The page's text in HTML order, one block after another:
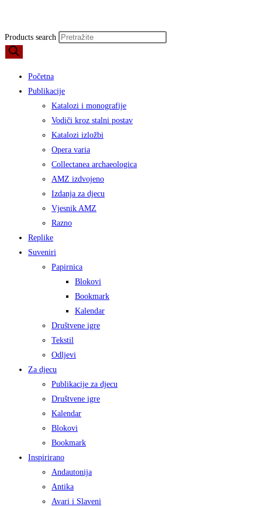
Products search
Početna
Publikacije
Katalozi i monografije
Vodiči kroz stalni postav
Katalozi izložbi
Opera varia
Collectanea archaeologica
AMZ izdvojeno
Izdanja za djecu
Vjesnik AMZ
Razno
Replike
Suveniri
Papirnica
Blokovi
Bookmark
Kalendar
Društvene igre
Tekstil
Odljevi
Za djecu
Publikacije za djecu
Društvene igre
Kalendar
Blokovi
Bookmark
Inspirirano
Andautonija
Antika
Avari i Slaveni